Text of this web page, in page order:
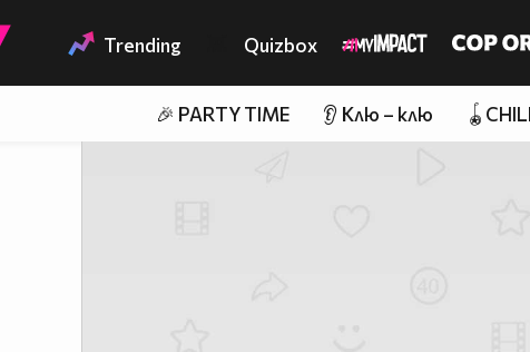
Trending Quizbox
🎉 PARTY TIME 👂 Клю – клю